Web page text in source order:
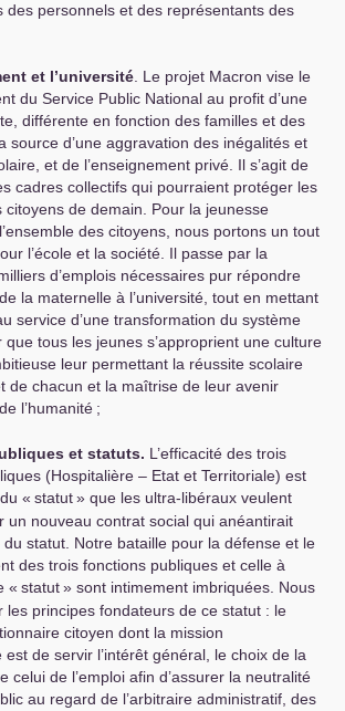
des personnels et des représentants des
et l’université . Le projet Macron vise le
du Service Public National au profit d’une
différente en fonction des familles et des
source d’une aggravation des inégalités et
et de l’enseignement privé. Il s’agit de
cadres collectifs qui pourraient protéger les
citoyens de demain. Pour la jeunesse
des citoyens, nous portons un tout
l’école et la société. Il passe par la
d’emplois nécessaires pur répondre
la maternelle à l’université, tout en mettant
service d’une transformation du système
que tous les jeunes s’approprient une culture
leur permettant la réussite scolaire
de chacun et la maîtrise de leur avenir
l’humanité ;
et statuts. L’efficacité des trois
(Hospitalière – Etat et Territoriale) est
« statut» que les ultra-libéraux veulent
un nouveau contrat social qui anéantirait
du statut. Notre bataille pour la défense et le
des trois fonctions publiques et celle à
« statut» sont intimement imbriquées. Nous
les principes fondateurs de ce statut : le
citoyen dont la mission
de servir l’intérêt général, le choix de la
celui de l’emploi afin d’assurer la neutralité
au regard de l’arbitraire administratif, des